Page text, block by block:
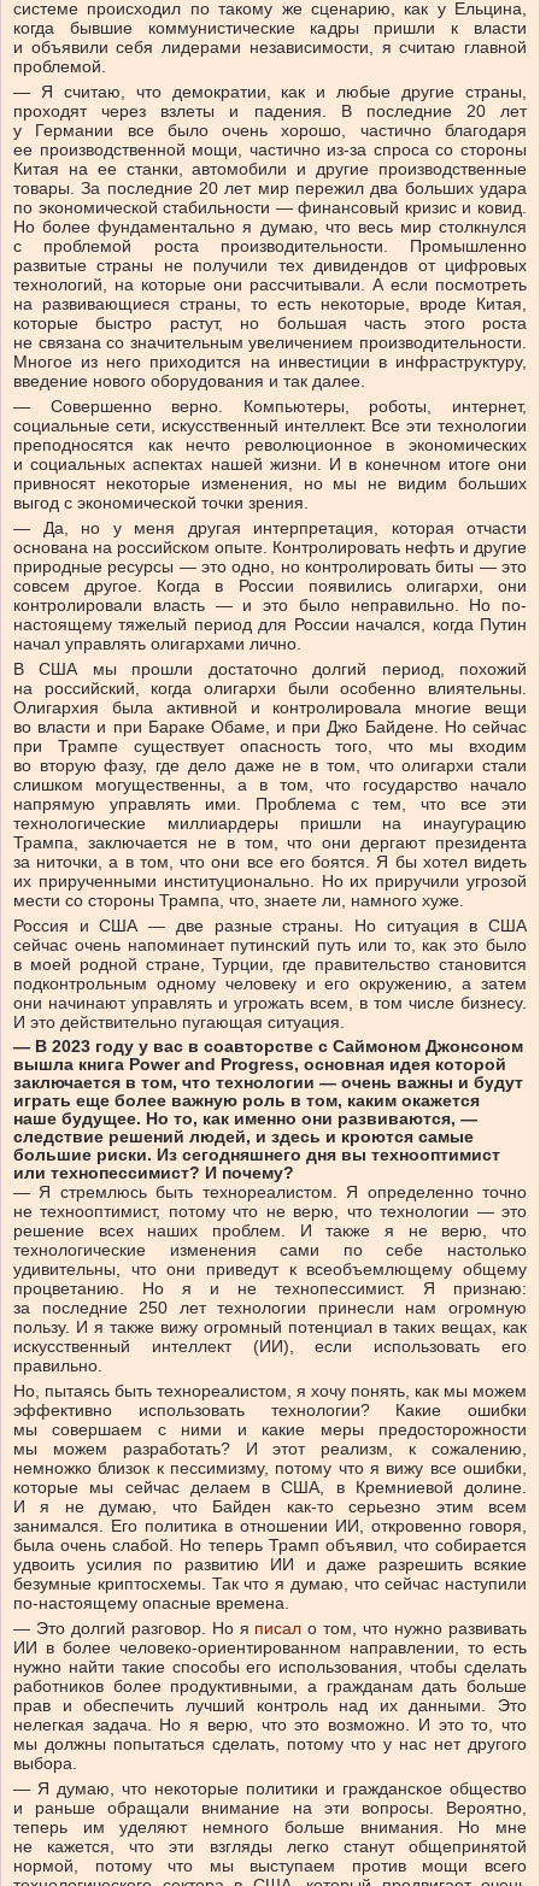
системе происходил по такому же сценарию, как у Ельцина,
когда бывшие коммунистические кадры пришли к власти
и объявили себя лидерами независимости, я считаю главной
проблемой.
— Я считаю, что демократии, как и любые другие страны,
проходят через взлеты и падения. В последние 20 лет
у Германии все было очень хорошо, частично благодаря
ее производственной мощи, частично из-за спроса со стороны
Китая на ее станки, автомобили и другие производственные
товары. За последние 20 лет мир пережил два больших удара
по экономической стабильности — финансовый кризис и ковид.
Но более фундаментально я думаю, что весь мир столкнулся
с проблемой роста производительности. Промышленно
развитые страны не получили тех дивидендов от цифровых
технологий, на которые они рассчитывали. А если посмотреть
на развивающиеся страны, то есть некоторые, вроде Китая,
которые быстро растут, но большая часть этого роста
не связана со значительным увеличением производительности.
Многое из него приходится на инвестиции в инфраструктуру,
введение нового оборудования и так далее.
— Совершенно верно. Компьютеры, роботы, интернет,
социальные сети, искусственный интеллект. Все эти технологии
преподносятся как нечто революционное в экономических
и социальных аспектах нашей жизни. И в конечном итоге они
привносят некоторые изменения, но мы не видим больших
выгод с экономической точки зрения.
— Да, но у меня другая интерпретация, которая отчасти
основана на российском опыте. Контролировать нефть и другие
природные ресурсы — это одно, но контролировать биты — это
совсем другое. Когда в России появились олигархи, они
контролировали власть — и это было неправильно. Но по-
настоящему тяжелый период для России начался, когда Путин
начал управлять олигархами лично.
В США мы прошли достаточно долгий период, похожий
на российский, когда олигархи были особенно влиятельны.
Олигархия была активной и контролировала многие вещи
во власти и при Бараке Обаме, и при Джо Байдене. Но сейчас
при Трампе существует опасность того, что мы входим
во вторую фазу, где дело даже не в том, что олигархи стали
слишком могущественны, а в том, что государство начало
напрямую управлять ими. Проблема с тем, что все эти
технологические миллиардеры пришли на инаугурацию
Трампа, заключается не в том, что они дергают президента
за ниточки, а в том, что они все его боятся. Я бы хотел видеть
их прирученными институционально. Но их приручили угрозой
мести со стороны Трампа, что, знаете ли, намного хуже.
Россия и США — две разные страны. Но ситуация в США
сейчас очень напоминает путинский путь или то, как это было
в моей родной стране, Турции, где правительство становится
подконтрольным одному человеку и его окружению, а затем
они начинают управлять и угрожать всем, в том числе бизнесу.
И это действительно пугающая ситуация.
— В 2023 году у вас в соавторстве с Саймоном Джонсоном
вышла книга Power and Progress, основная идея которой
заключается в том, что технологии — очень важны и будут
играть еще более важную роль в том, каким окажется
наше будущее. Но то, как именно они развиваются, —
следствие решений людей, и здесь и кроются самые
большие риски. Из сегодняшнего дня вы технооптимист
или технопессимист? И почему?
— Я стремлюсь быть технореалистом. Я определенно точно
не технооптимист, потому что не верю, что технологии — это
решение всех наших проблем. И также я не верю, что
технологические изменения сами по себе настолько
удивительны, что они приведут к всеобъемлющему общему
процветанию. Но я и не технопессимист. Я признаю:
за последние 250 лет технологии принесли нам огромную
пользу. И я также вижу огромный потенциал в таких вещах, как
искусственный интеллект (ИИ), если использовать его
правильно.
Но, пытаясь быть технореалистом, я хочу понять, как мы можем
эффективно использовать технологии? Какие ошибки
мы совершаем с ними и какие меры предосторожности
мы можем разработать? И этот реализм, к сожалению,
немножко близок к пессимизму, потому что я вижу все ошибки,
которые мы сейчас делаем в США, в Кремниевой долине.
И я не думаю, что Байден как-то серьезно этим всем
занимался. Его политика в отношении ИИ, откровенно говоря,
была очень слабой. Но теперь Трамп объявил, что собирается
удвоить усилия по развитию ИИ и даже разрешить всякие
безумные криптосхемы. Так что я думаю, что сейчас наступили
по-настоящему опасные времена.
— Это долгий разговор. Но я писал о том, что нужно развивать
ИИ в более человеко-ориентированном направлении, то есть
нужно найти такие способы его использования, чтобы сделать
работников более продуктивными, а гражданам дать больше
прав и обеспечить лучший контроль над их данными. Это
нелегкая задача. Но я верю, что это возможно. И это то, что
мы должны попытаться сделать, потому что у нас нет другого
выбора.
— Я думаю, что некоторые политики и гражданское общество
и раньше обращали внимание на эти вопросы. Вероятно,
теперь им уделяют немного больше внимания. Но мне
не кажется, что эти взгляды легко станут общепринятой
нормой, потому что мы выступаем против мощи всего